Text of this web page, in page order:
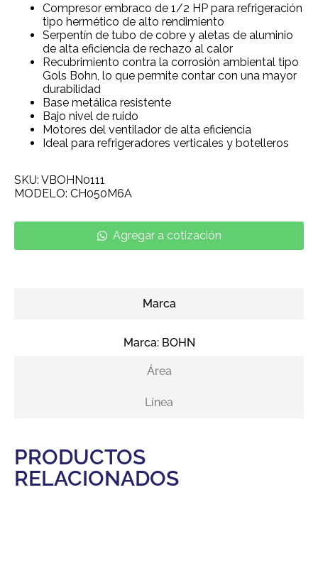
Compresor embraco de 1/2 HP para refrigeración
tipo hermético de alto rendimiento
Serpentín de tubo de cobre y aletas de aluminio
de alta eficiencia de rechazo al calor
Recubrimiento contra la corrosión ambiental tipo
Gols Bohn, lo que permite contar con una mayor
durabilidad
Base metálica resistente
Bajo nivel de ruido
Motores del ventilador de alta eficiencia
Ideal para refrigeradores verticales y botelleros
SKU: VBOHN0111
MODELO: CH050M6A
Agregar a cotización
Marca
Marca: BOHN
Área
Línea
PRODUCTOS
RELACIONADOS